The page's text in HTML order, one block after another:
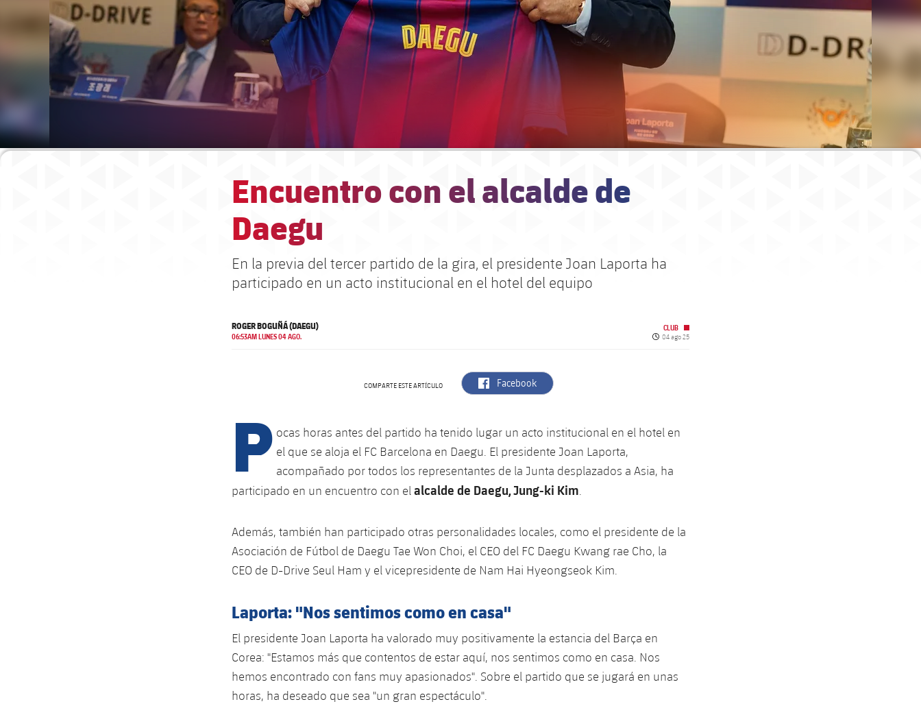
Encuentro con el alcalde de
Daegu
En la previa del tercer partido de la gira, el presidente Joan Laporta ha
participado en un acto institucional en el hotel del equipo
ROGER BOGUÑÁ (DAEGU)
06:53AM LUNES 04 AGO.
CLUB
Fecha de publicación
04 ago 25
COMPARTE ESTE ARTÍCULO label.aria.facebook
Facebook
P ocas horas antes del partido ha tenido lugar un acto institucional en el hotel en
el que se aloja el FC Barcelona en Daegu. El presidente Joan Laporta,
acompañado por todos los representantes de la Junta desplazados a Asia, ha
participado en un encuentro con elalcalde de Daegu, Jung-ki Kim.
Además, también han participado otras personalidades locales, como el presidente de la
Asociación de Fútbol de Daegu Tae Won Choi, el CEO del FC Daegu Kwang rae Cho, la
CEO de D-Drive Seul Ham y el vicepresidente de Nam Hai Hyeongseok Kim.
Laporta: "Nos sentimos como en casa"
El presidente Joan Laporta ha valorado muy positivamente la estancia del Barça en
Corea: "Estamos más que contentos de estar aquí, nos sentimos como en casa. Nos
hemos encontrado con fans muy apasionados". Sobre el partido que se jugará en unas
horas, ha deseado que sea "un gran espectáculo".